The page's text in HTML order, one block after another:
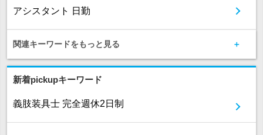
アシスタント 日勤
関連キーワードをもっと見る
新着pickupキーワード
義肢装具士 完全週休2日制